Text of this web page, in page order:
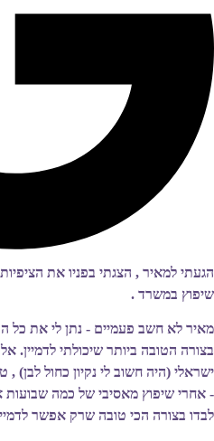
הגעתי למאיר , הצגתי בפניו את
שיפוץ במשרד .
מאיר לא חשב פעמיים - נתן לי את כל
בצורה הטובה ביותר שיכולתי לדמיין.
ישראלי (היה חשוב לי נקיון כחול לבן)
- אחרי שיפוץ מאסיבי של כמה
לבדו בצורה הכי טובה שרק אפשר